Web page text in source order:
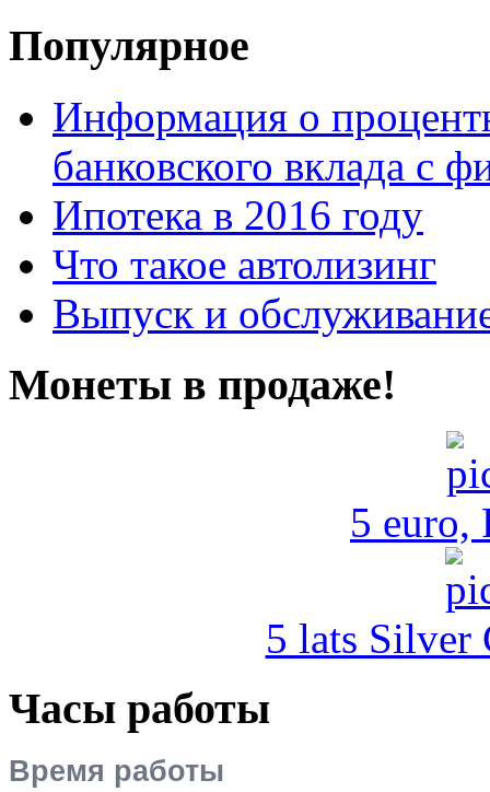
Популярное
Информация о
банковского вклада с
Ипотека в 2016 году
Что такое автолизинг
Выпуск и
Монеты в продаже!
5 euro,
5 lats Silver
Часы работы
Время работы